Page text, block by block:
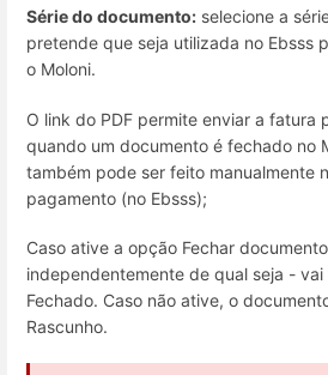
Série do documento: selecione a
pretende que seja utilizada no Ebsss
o Moloni.
O link do PDF permite enviar a fatura
quando um documento é fechado no
também pode ser feito manualmente
pagamento (no Ebsss);
Caso ative a opção Fechar
independentemente de qual seja -
Fechado. Caso não ative, o
Rascunho.